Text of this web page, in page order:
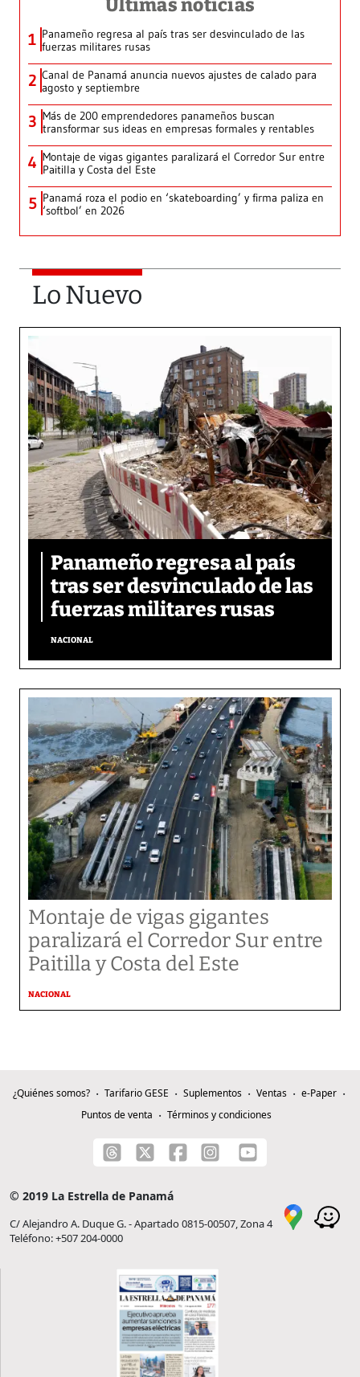
Últimas noticias
1 Panameño regresa al país tras ser desvinculado de las
fuerzas militares rusas
2 Canal de Panamá anuncia nuevos ajustes de calado para
agosto y septiembre
3 Más de 200 emprendedores panameños buscan
transformar sus ideas en empresas formales y rentables
4 Montaje de vigas gigantes paralizará el Corredor Sur entre
Paitilla y Costa del Este
5 Panamá roza el podio en ‘skateboarding’ y firma paliza en
‘softbol’ en 2026
Lo Nuevo
Panameño regresa al país
tras ser desvinculado de las
fuerzas militares rusas
NACIONAL
Montaje de vigas gigantes
paralizará el Corredor Sur entre
Paitilla y Costa del Este
NACIONAL
¿Quiénes somos? Tarifario GESE Suplementos Ventas
e-Paper
Puntos de venta
Términos y condiciones
© 2019 La Estrella de Panamá
C/ Alejandro A. Duque G. - Apartado 0815-00507, Zona 4
Teléfono: +507 204-0000